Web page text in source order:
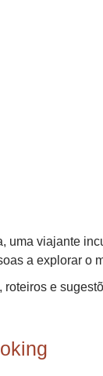
uma viajante
a explorar o
e